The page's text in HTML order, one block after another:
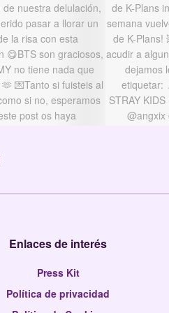
Enlaces de interés
Press Kit
Política de privacidad